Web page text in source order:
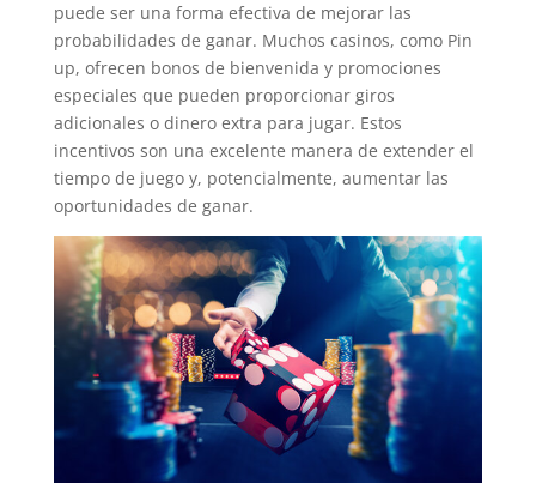
puede ser una forma efectiva de mejorar las
probabilidades de ganar. Muchos casinos, como Pin
up, ofrecen bonos de bienvenida y promociones
especiales que pueden proporcionar giros
adicionales o dinero extra para jugar. Estos
incentivos son una excelente manera de extender el
tiempo de juego y, potencialmente, aumentar las
oportunidades de ganar.